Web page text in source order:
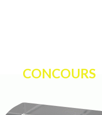
CONCOURS